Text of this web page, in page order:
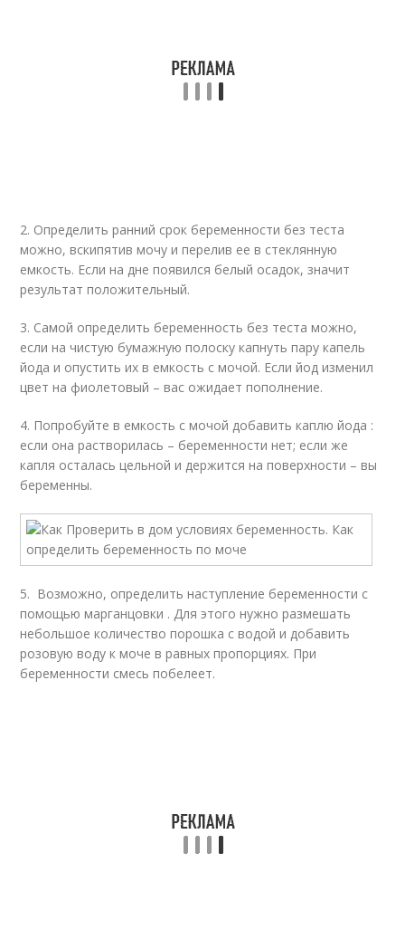
2. Определить ранний срок беременности без теста
можно, вскипятив мочу и перелив ее в стеклянную
емкость. Если на дне появился белый осадок, значит
результат положительный.
3. Самой определить беременность без теста можно,
если на чистую бумажную полоску капнуть пару капель
йода и опустить их в емкость с мочой. Если йод изменил
цвет на фиолетовый – вас ожидает пополнение.
4. Попробуйте в емкость с мочой добавить каплю йода :
если она растворилась ­– беременности нет; если же
капля осталась цельной и держится на поверхности – вы
беременны.
5. Возможно, определить наступление беременности с
помощью марганцовки . Для этого нужно размешать
небольшое количество порошка с водой и добавить
розовую воду к моче в равных пропорциях. При
беременности смесь побелеет.